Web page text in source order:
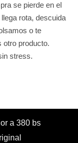
se pierde en el
rota, descuida
o te
otro producto.
stress.
a 380 bs